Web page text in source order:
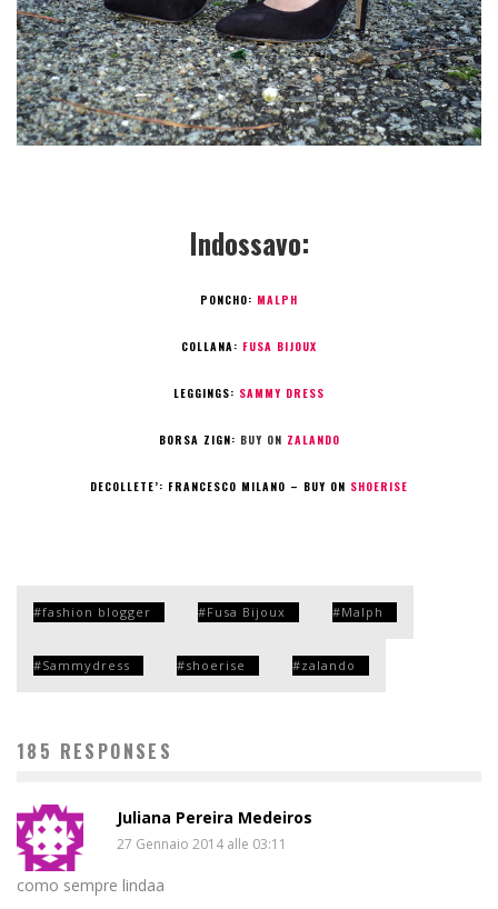
Indossavo:
PONCHO: MALPH
COLLANA: FUSA BIJOUX
LEGGINGS: SAMMY DRESS
BORSA ZIGN: BUY ON ZALANDO
DECOLLETE’: FRANCESCO MILANO – BUY ON SHOERISE
fashion blogger Fusa Bijoux Malph
Sammydress shoerise zalando
185 RESPONSES
Juliana Pereira Medeiros
27 Gennaio 2014 alle 03:11
como sempre lindaa